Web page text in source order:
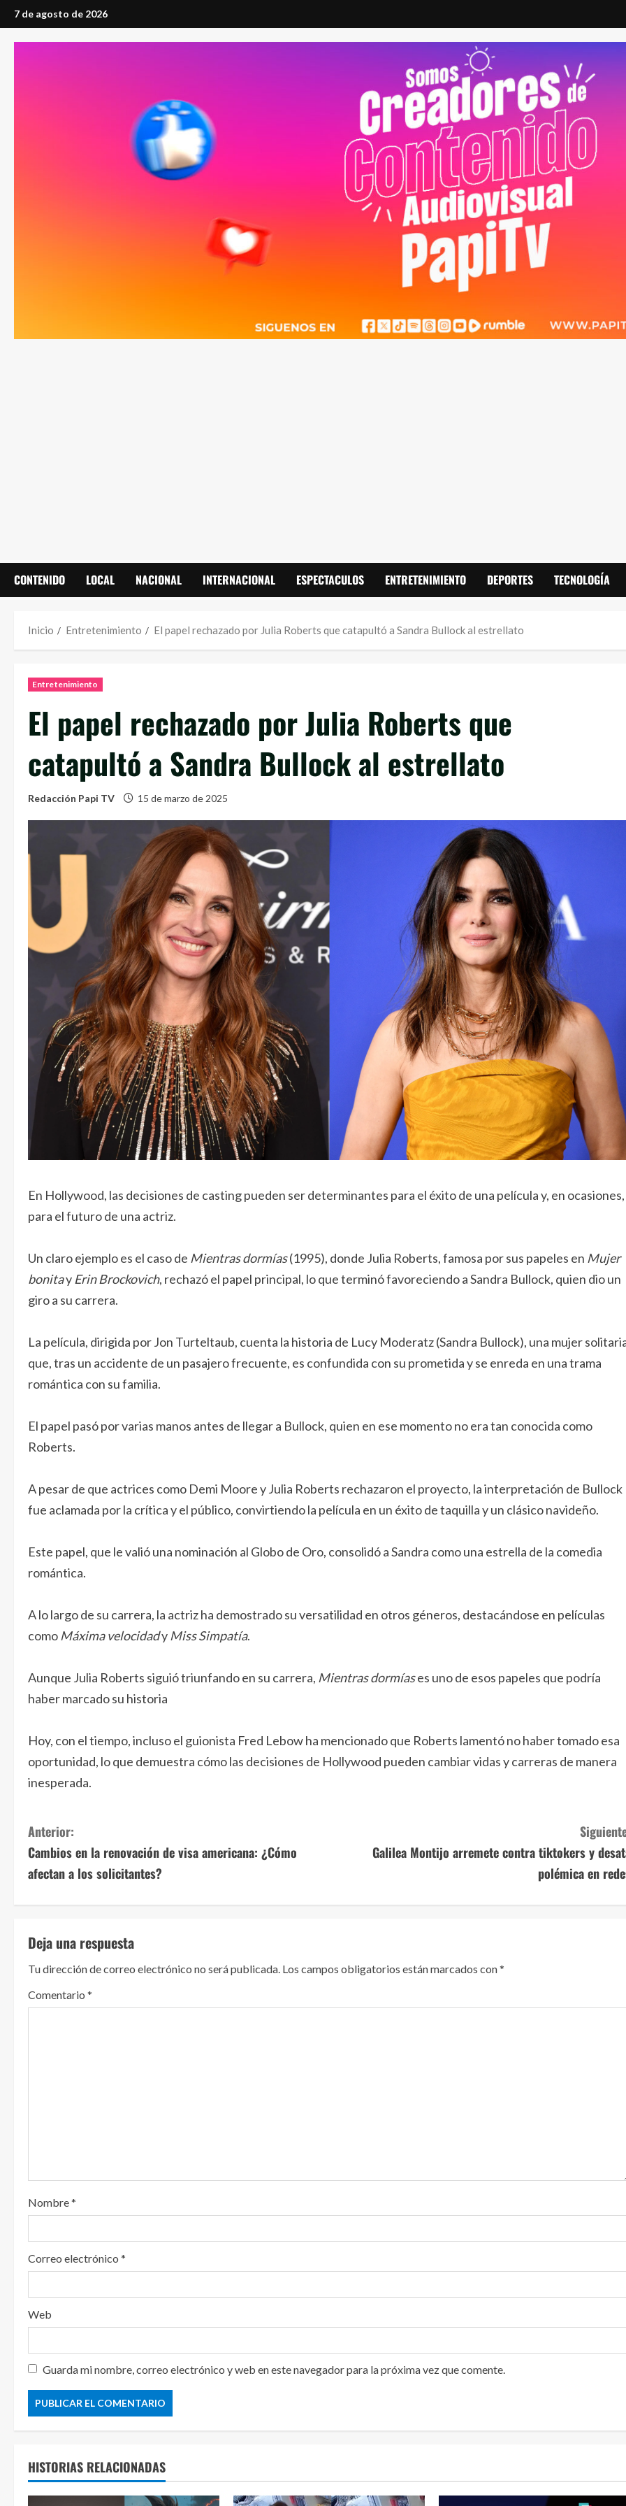
Saltar
al
contenido
7 de agosto de 2026
CONTENIDO LOCAL NACIONAL INTERNACIONAL ESPECTACULOS ENTRETENIMIENTO DEPORTES TECNOLOGÍA
Inicio Entretenimiento El papel rechazado por Julia Roberts que catapultó a Sandra Bullock al estrellato
Entretenimiento
El papel rechazado por Julia Roberts que
catapultó a Sandra Bullock al estrellato
Redacción Papi TV 15 de marzo de 2025
En Hollywood, las decisiones de casting pueden ser determinantes para el éxito de una película y, en ocasiones,
para el futuro de una actriz.
Un claro ejemplo es el caso de Mientras dormías(1995), donde Julia Roberts, famosa por sus papeles en Mujer
bonitay Erin Brockovich, rechazó el papel principal, lo que terminó favoreciendo a Sandra Bullock, quien dio un
giro a su carrera.
La película, dirigida por Jon Turteltaub, cuenta la historia de Lucy Moderatz (Sandra Bullock), una mujer
que, tras un accidente de un pasajero frecuente, es confundida con su prometida y se enreda en una trama
romántica con su familia.
El papel pasó por varias manos antes de llegar a Bullock, quien en ese momento no era tan conocida como
Roberts.
A pesar de que actrices como Demi Moore y Julia Roberts rechazaron el proyecto, la interpretación de Bullock
fue aclamada por la crítica y el público, convirtiendo la película en un éxito de taquilla y un clásico navideño.
Este papel, que le valió una nominación al Globo de Oro, consolidó a Sandra como una estrella de la comedia
romántica.
A lo largo de su carrera, la actriz ha demostrado su versatilidad en otros géneros, destacándose en películas
como Máxima velocidady Miss Simpatía.
Aunque Julia Roberts siguió triunfando en su carrera, Mientras dormíases uno de esos papeles que podría
haber marcado su historia
Hoy, con el tiempo, incluso el guionista Fred Lebow ha mencionado que Roberts lamentó no haber tomado esa
oportunidad, lo que demuestra cómo las decisiones de Hollywood pueden cambiar vidas y carreras de manera
inesperada.
S
i
e
l
e
Anterior:
Cambios en la renovación de visa americana: ¿Cómo
afectan a los solicitantes?
Galilea Montijo arremete contra tiktokers y
polémica en
Deja una respuesta
Tu dirección de correo electrónico no será publicada. Los campos obligatorios están marcados con*
Comentario *
Nombre*
Correo electrónico *
Web
Guarda mi nombre, correo electrónico y web en este navegador para la próxima vez que comente.
HISTORIAS RELACIONADAS